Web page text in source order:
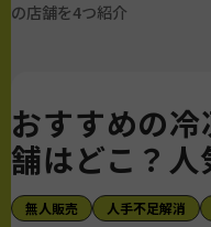
の店舗を4つ紹介
おすすめの
舗はどこ？
無人販売 人手不足解消